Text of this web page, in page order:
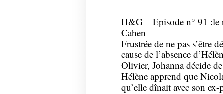
H&G – Episode n° 91 :le
Cahen
Frustrée de ne pas s’être
cause de l’absence
Olivier, Johanna décide
Hélène apprend que
qu’elle dînait avec son